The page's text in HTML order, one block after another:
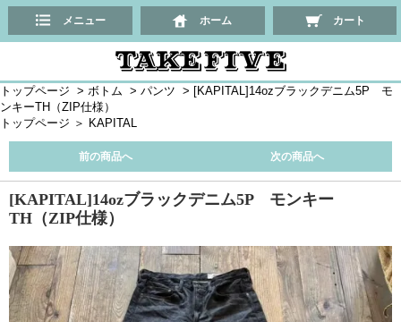
メニュー ホーム カート
トップページ > ボトム > パンツ > [KAPITAL]14ozブラックデニム5P モ
ンキーTH（ZIP仕様）
トップページ ＞ KAPITAL
前の商品へ 次の商品へ
[KAPITAL]14ozブラックデニム5P モンキー
TH（ZIP仕様）